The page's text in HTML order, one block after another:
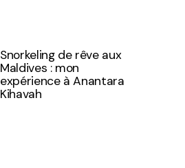
Snorkeling de rêve aux
Maldives : mon
expérience à Anantara
Kihavah